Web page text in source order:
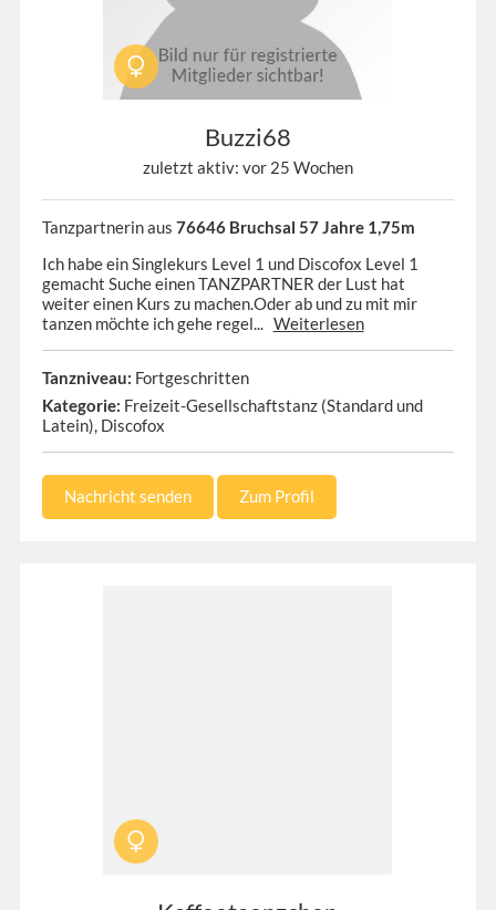
Buzzi68
zuletzt aktiv: vor 25 Wochen
Tanzpartnerin aus 76646 Bruchsal 57 Jahre 1,75m
Ich habe ein Singlekurs Level 1 und Discofox Level 1
gemacht Suche einen TANZPARTNER der Lust hat
weiter einen Kurs zu machen.Oder ab und zu mit mir
tanzen möchte ich gehe regel... Weiterlesen
Tanzniveau: Fortgeschritten
Kategorie: Freizeit-Gesellschaftstanz (Standard und
Latein), Discofox
Nachricht senden Zum Profil